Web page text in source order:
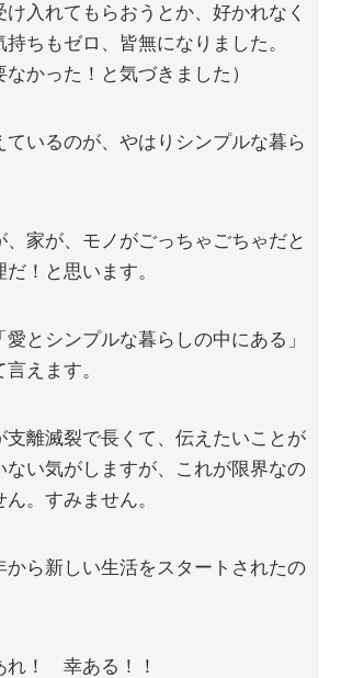
入れてもらおうとか、好かれなく
ちもゼロ、皆無になりました。
なかった！と気づきました）
ているのが、やはりシンプルな暮ら
、家が、モノがごっちゃごちゃだと
！と思います。
とシンプルな暮らしの中にある」
えます。
支離滅裂で長くて、伝えたいことが
ない気がしますが、これが限界なの
。すみません。
から新しい生活をスタートされたの
れ！ 幸ある！！